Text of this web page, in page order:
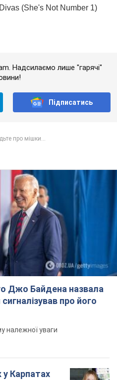
Надсилаємо лише "гарячі"
Підписатись
про мішки...
Джо Байдена назвала
про його
належної уваги
у Карпатах